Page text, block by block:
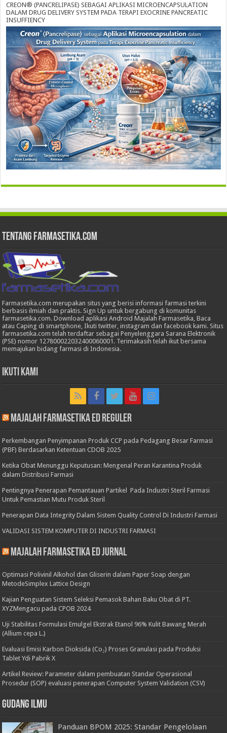
CREON® (PANCRELIPASE) SEBAGAI APLIKASI MICROENCAPSULATION
DALAM DRUG DELIVERY SYSTEM PADA TERAPI EXOCRINE PANCREATIC
INSUFFIENCY
Tentang Farmasetika.com
Farmasetika.com merupakan situs yang berisi informasi farmasi terkini
berbasis ilmiah dan praktis. Sign Up untuk bergabung di komunitas
farmasetika.com. Download aplikasi Android Majalah Farmasetika, Baca
atau Caping di smartphone, Ikuti twitter, instagram dan facebook kami. Situs
farmasetika.com telah terdaftar sebagai Penyelenggara Sarana Elektronik
(PSE) nomor 127800022032400060001. Terimakasih telah ikut bersama
memajukan bidang farmasi di Indonesia.
Ikuti Kami
Majalah Farmasetika Ed Reguler
Perkembangan Penyimpanan Produk CCP pada Pedagang Besar Farmasi
(PBF) Berdasarkan Ketentuan CDOB 2025
Ketika Obat Menunggu Keputusan: Mengenal Peran Karantina Produk
dalam Distribusi Farmasi
Pentingnya Penerapan Pemantauan Partikel Pada Industri Steril Farmasi
Untuk Pemastian Mutu Produk Steril
Penerapan Data Integrity Dalam Sistem Quality Control Di Industri Farmasi
VALIDASI SISTEM KOMPUTER DI INDUSTRI FARMASI
Majalah Farmasetika Ed Jurnal
Optimasi Polivinil Alkohol dan Gliserin dalam Paper Soap dengan
MetodeSimplex Lattice Design
Kajian Penguatan Sistem Seleksi Pemasok Bahan Baku Obat di PT.
XYZMengacu pada CPOB 2024
Uji Stabilitas Formulasi Emulgel Ekstrak Etanol 96% Kulit Bawang Merah
(Allium cepa L.)
Evaluasi Emisi Karbon Dioksida (Co₂) Proses Granulasi pada Produksi
Tablet Ydi Pabrik X
Artikel Review: Parameter dalam pembuatan Standar Operasional
Prosedur (SOP) evaluasi penerapan Computer System Validation (CSV)
Gudang Ilmu
Panduan BPOM 2025: Standar Pengelolaan